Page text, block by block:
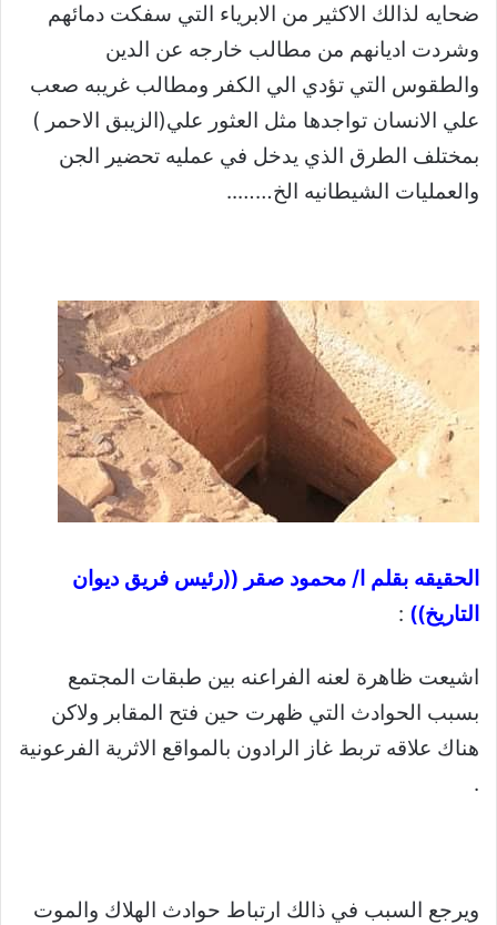
ضحايه لذالك الاكثير من الابرياء التي سفكت دمائهم
وشردت اديانهم من مطالب خارجه عن الدين
والطقوس التي تؤدي الي الكفر ومطالب غريبه صعب
علي الانسان تواجدها مثل العثور علي(الزيبق الاحمر )
بمختلف الطرق الذي يدخل في عمليه تحضير الجن
والعمليات الشيطانيه الخ……..
الحقيقه بقلم ا/ محمود صقر ((رئيس فريق ديوان
التاريخ)) :
اشيعت ظاهرة لعنه الفراعنه بين طبقات المجتمع
بسبب الحوادث التي ظهرت حين فتح المقابر ولاكن
هناك علاقه تربط غاز الرادون بالمواقع الاثرية الفرعونية
.
ويرجع السبب في ذالك ارتباط حوادث الهلاك والموت